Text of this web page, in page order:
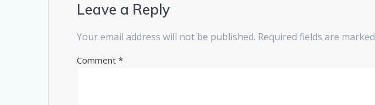
Leave a Reply
Your email address will not be published. Required fields are marked
Comment*